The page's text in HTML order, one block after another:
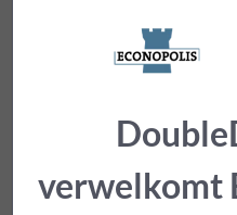
Duurzaam
verwelkomt